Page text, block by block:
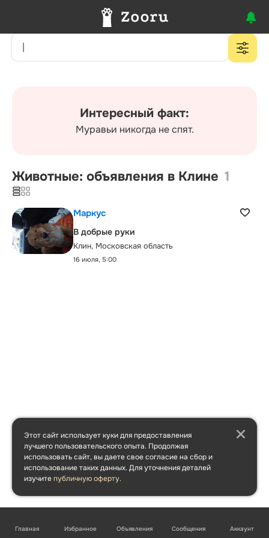
Интересный факт:
Муравьи никогда не спят.
Животные: объявления в Клине 1
Маркус
В добрые руки
Клин, Московская область
16 июля, 5:00
Этот сайт использует куки для предоставления
лучшего пользовательского опыта. Продолжая
использовать сайт, вы даете свое согласие на сбор и
использование таких данных. Для уточнения деталей
изучитепубличную оферту.
Главная Избранное Объявления Сообщения Аккаунт